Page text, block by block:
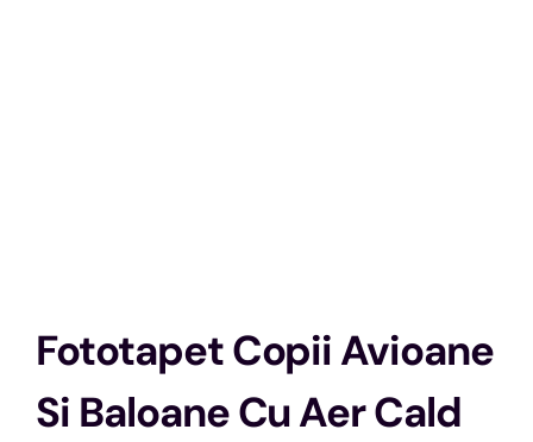
Fototapet Copii Avioane
Si Baloane Cu Aer Cald